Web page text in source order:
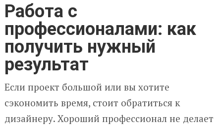
Работа с
профессионалами: как
получить нужный
результат
Если проект большой или вы хотите
сэкономить время, стоит обратиться к
дизайнеру. Хороший профессионал не делает